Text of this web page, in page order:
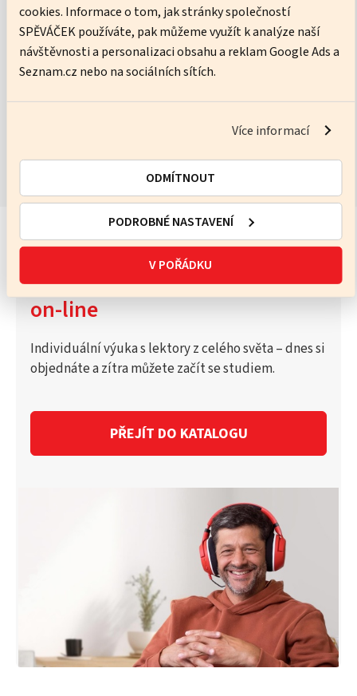
cookies. Informace o tom, jak stránky společností
SPĚVÁČEK používáte, pak můžeme využít k analýze naší
návštěvnosti a personalizaci obsahu a reklam Google Ads a
Seznam.cz nebo na sociálních sítích.
Více informací
V POŘÁDKU
PODROBNÉ NASTAVENÍ
ODMÍTNOUT
Ware Neil
No pressure, just practice – I’ll help you get better every lesson.
Vyzkoušejte Katalog lektorů
on-line
Individuální výuka s lektory z celého světa – dnes si
objednáte a zítra můžete začít se studiem.
PŘEJÍT DO KATALOGU